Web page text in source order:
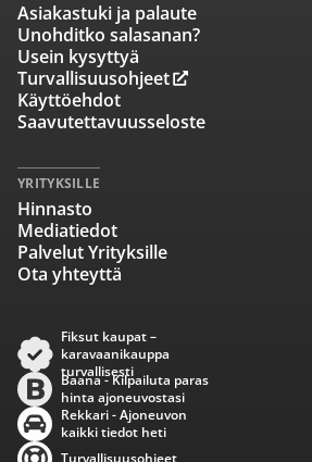
Asiakastuki ja palaute
Unohditko salasanan?
Usein kysyttyä
Turvallisuusohjeet
Käyttöehdot
Saavutettavuusseloste
YRITYKSILLE
Hinnasto
Mediatiedot
Palvelut Yrityksille
Ota yhteyttä
Fiksut kaupat –
karavaanikauppa
turvallisesti
Baana - Kilpailuta paras
hinta ajoneuvostasi
Rekkari - Ajoneuvon
kaikki tiedot heti
Turvallisuusohjeet